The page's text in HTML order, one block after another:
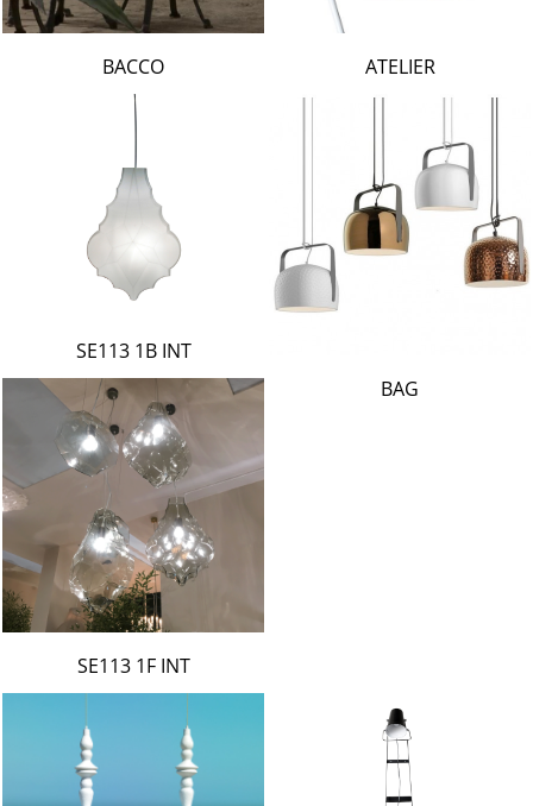
ATELIER
BACCO
BAG
SE113 1B INT
SE113 1F INT